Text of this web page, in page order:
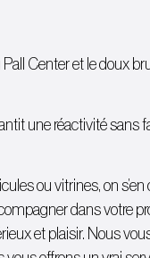
Center et le doux
une réactivité sans
ou vitrines, on
dans votre
et plaisir. Nous